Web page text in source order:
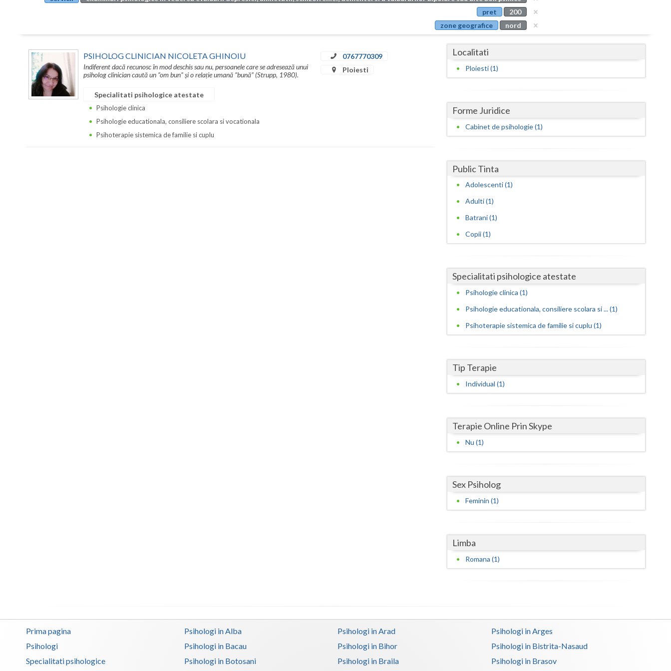
Buzau
Calarasi
Caras-Severin
Dambovita
Hunedoara
Iasi
Ilfov
Maramures
Prahova
pret
200
zone geografice
nord
PSIHOLOG CLINICIAN NICOLETA GHINOIU
Indiferent dacă recunosc în mod deschis sau nu, persoanele care se adresează unui
psiholog clinician caută un ”om bun” și o relație umană ”bună” (Strupp, 1980).
0767770309
Ploiesti
Specialitati psihologice atestate
Psihologie clinica
Psihologie educationala, consiliere scolara si vocationala
Psihoterapie sistemica de familie si cuplu
Localitati
Ploiesti (1)
Forme Juridice
Cabinet de psihologie (1)
Public Tinta
Adolescenti (1)
Adulti (1)
Batrani (1)
Copii (1)
Specialitati psihologice atestate
Psihologie clinica (1)
Psihologie educationala, consiliere scolara si ... (1)
Psihoterapie sistemica de familie si cuplu (1)
Tip Terapie
Individual (1)
Terapie Online Prin Skype
Nu (1)
Sex Psiholog
Feminin (1)
Limba
Romana (1)
Prima pagina
Psihologi
Specialitati psihologice
Psihologi in Alba Psihologi in Arad
Psihologi in Arges
Psihologi in Bacau
Psihologi in Bihor
Psihologi in Bistrita-Nasaud
Psihologi in Botosani
Psihologi in Braila Psihologi in Brasov